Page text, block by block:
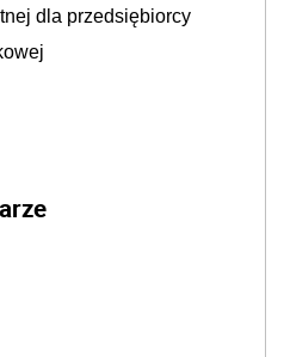
dla przedsiębiorcy